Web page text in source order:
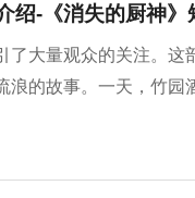
绍-《消失的厨神
了大量观众的关注。
浪的故事。一天，竹